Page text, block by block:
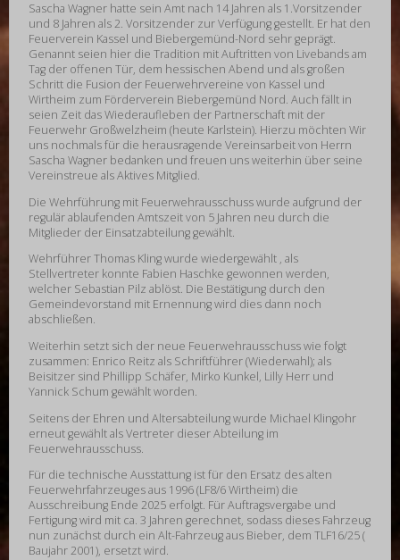
Sascha Wagner hatte sein Amt nach 14 Jahren als 1.Vorsitzender
und 8 Jahren als 2. Vorsitzender zur Verfügung gestellt. Er hat den
Feuerverein Kassel und Biebergemünd-Nord sehr geprägt.
Genannt seien hier die Tradition mit Auftritten von Livebands am
Tag der offenen Tür, dem hessischen Abend und als großen
Schritt die Fusion der Feuerwehrvereine von Kassel und
Wirtheim zum Förderverein Biebergemünd Nord. Auch fällt in
seien Zeit das Wiederaufleben der Partnerschaft mit der
Feuerwehr Großwelzheim (heute Karlstein). Hierzu möchten Wir
uns nochmals für die herausragende Vereinsarbeit von Herrn
Sascha Wagner bedanken und freuen uns weiterhin über seine
Vereinstreue als Aktives Mitglied.
Die Wehrführung mit Feuerwehrausschuss wurde aufgrund der
regulär ablaufenden Amtszeit von 5 Jahren neu durch die
Mitglieder der Einsatzabteilung gewählt.
Wehrführer Thomas Kling wurde wiedergewählt , als
Stellvertreter konnte Fabien Haschke gewonnen werden,
welcher Sebastian Pilz ablöst. Die Bestätigung durch den
Gemeindevorstand mit Ernennung wird dies dann noch
abschließen.
Weiterhin setzt sich der neue Feuerwehrausschuss wie folgt
zusammen: Enrico Reitz als Schriftführer (Wiederwahl); als
Beisitzer sind Phillipp Schäfer, Mirko Kunkel, Lilly Herr und
Yannick Schum gewählt worden.
Seitens der Ehren und Altersabteilung wurde Michael Klingohr
erneut gewählt als Vertreter dieser Abteilung im
Feuerwehrausschuss.
Für die technische Ausstattung ist für den Ersatz des alten
Feuerwehrfahrzeuges aus 1996 (LF8/6 Wirtheim) die
Ausschreibung Ende 2025 erfolgt. Für Auftragsvergabe und
Fertigung wird mit ca. 3 Jahren gerechnet, sodass dieses Fahrzeug
nun zunächst durch ein Alt-Fahrzeug aus Bieber, dem TLF16/25 (
Baujahr 2001), ersetzt wird.